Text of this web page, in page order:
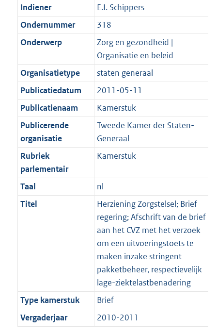
Indiener
E.I. Schippers
Ondernummer
318
Onderwerp
Zorg en gezondheid |
Organisatie en beleid
Organisatietype
staten generaal
Publicatiedatum
2011-05-11
Publicatienaam
Kamerstuk
Publicerende
organisatie
Tweede Kamer der Staten-
Generaal
Rubriek
parlementair
Kamerstuk
Taal
nl
Titel
Herziening Zorgstelsel; Brief
regering; Afschrift van de brief
aan het CVZ met het verzoek
om een uitvoeringstoets te
maken inzake stringent
pakketbeheer, respectievelijk
lage-ziektelastbenadering
Type kamerstuk
Brief
Vergaderjaar
2010-2011